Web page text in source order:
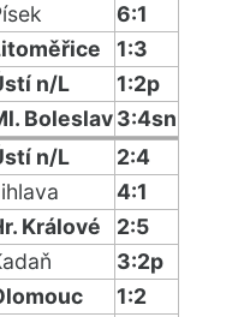
6:1
1:3
n/L
1:2p
Boleslav3:4sn
n/L
2:4
4:1
Králové
2:5
3:2p
1:2